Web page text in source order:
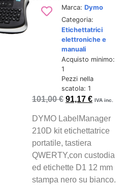
Marca: Dymo
Categoria:
Etichettatrici
elettroniche e
manuali
Acquisto minimo:
1
Pezzi nella
scatola: 1
101,00€ 91,17 € IVA inc.
DYMO LabelManager
210D kit etichettatrice
portatile, tastiera
QWERTY,con custodia
ed etichette D1 12 mm
stampa nero su bianco.